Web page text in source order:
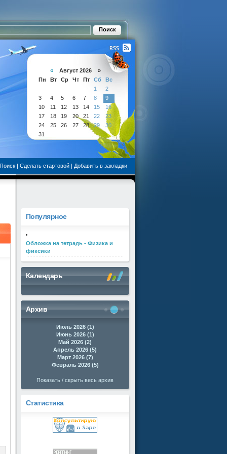
« Август 2026 »
Пн
Вт Ср Чт Пт Сб
Вс
1
2
3
4 5 6 7 8
9
10
11 12 13 14 15
16
17
18 19 20 21 22
23
24
25 26 27 28 29
30
31
Поиск | Сделать стартовой | Добавить в закладки
Популярное
Обложка на тетрадь - Физика и
фиксики
Календарь
Архив
Июль 2026 (1)
Июнь 2026 (1)
Май 2026 (2)
Апрель 2026 (5)
Март 2026 (7)
Февраль 2026 (5)
Показать / скрыть весь архив
Статистика